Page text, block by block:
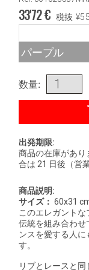
33'72€ 税抜 ¥
数量:
出発期限:
商品の在庫があり
合は 21 日後（営
商品説明:
サイズ： 60x31 cm
このエレガントな
伝統を組み合わせ
ンスを愛する人
す。
リブとレースと